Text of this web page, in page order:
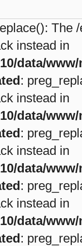
The
instead in
data/
:
instead in
data/
:
instead in
data/
:
instead in
data/
: